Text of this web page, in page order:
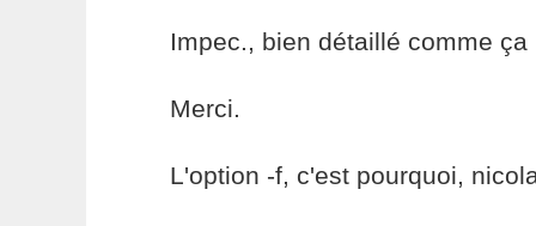
Impec., bien détaillé comme ça
Merci.
L'option -f, c'est pourquoi,